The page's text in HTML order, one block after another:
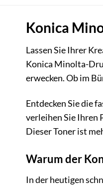
Konica
Lassen Sie Ihrer
Konica Minolta-
erwecken. Ob im
Entdecken Sie die
verleihen Sie Ihren
Dieser Toner ist
Warum der
In der heutigen